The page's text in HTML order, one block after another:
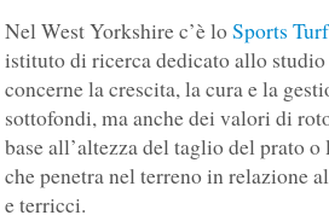
Nel West Yorkshire c’è loSports
istituto di ricerca dedicato allo
concerne la crescita, la cura e la
sottofondi, ma anche dei valori di
base all’altezza del taglio del prato
che penetra nel terreno in relazione
e terricci.